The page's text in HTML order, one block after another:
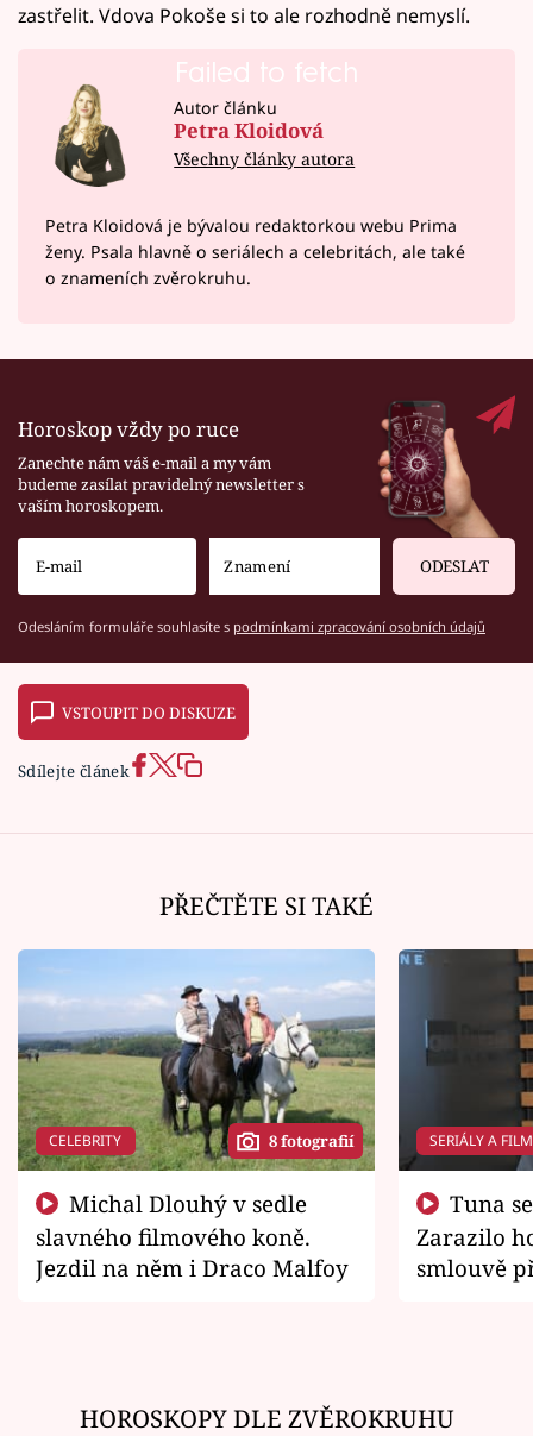
zastřelit. Vdova Pokoše si to ale rozhodně nemyslí.
Failed to fetch
Autor článku
Petra Kloidová
Všechny články autora
Petra Kloidová je bývalou redaktorkou webu Prima
ženy. Psala hlavně o seriálech a celebritách, ale také
o znameních zvěrokruhu.
Horoskop vždy po ruce
Zanechte nám váš e-mail a my vám
budeme zasílat pravidelný newsletter s
vaším horoskopem.
ODESLAT
Odesláním formuláře souhlasíte s podmínkami zpracování osobních údajů
VSTOUPIT DO DISKUZE
Sdílejte článek
PŘEČTĚTE SI TAKÉ
CELEBRITY 8 fotografií
slavného filmového koně.
Jezdil na něm i Draco Malfoy
SERIÁLY A
Zarazilo
smlouvě
HOROSKOPY DLE ZVĚROKRUHU